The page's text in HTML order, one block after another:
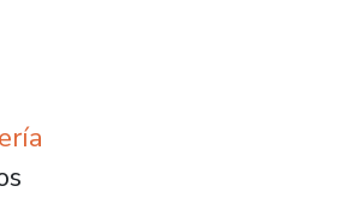
Lions Up